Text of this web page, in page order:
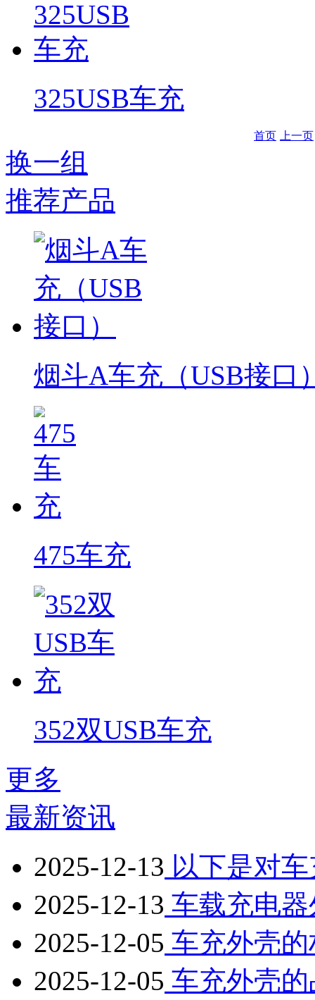
325USB车充
首页 上一页
换一组
推荐产品
烟斗A车充（USB接口
475车充
352双USB车充
更多
最新资讯
2025-12-13 以下是对
2025-12-13 车载充电
2025-12-05 车充外壳
2025-12-05 车充外壳